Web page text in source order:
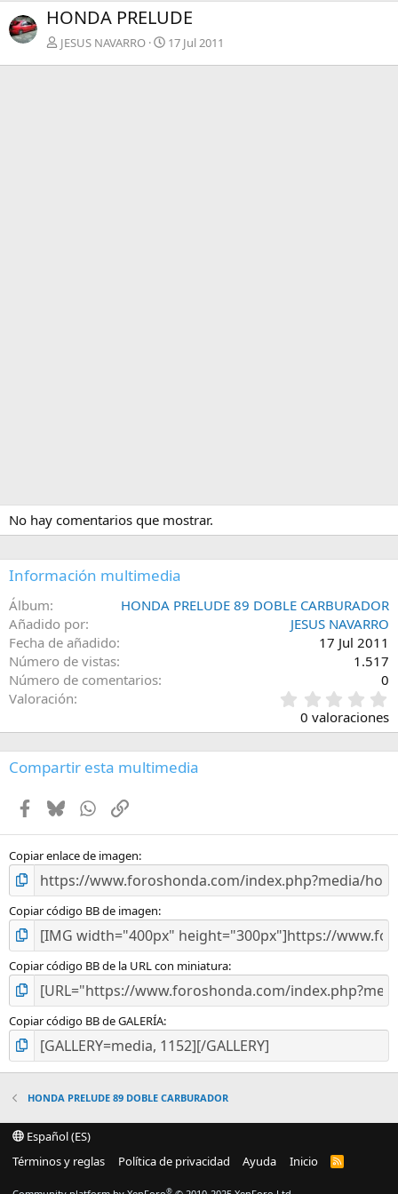
HONDA PRELUDE
JESUS NAVARRO 17 Jul 2011
No hay comentarios que mostrar.
Información multimedia
Álbum
HONDA PRELUDE 89 DOBLE CARBURADOR
Añadido por
JESUS NAVARRO
Fecha de añadido
17 Jul 2011
Número de vistas
1.517
Número de comentarios
0
Valoración
,
0
l
)
0 valoraciones
Compartir esta multimedia
Facebook
BlueskyWhatsApp
Enlace
Copiar enlace de imagen
Copiar código BB de imagen
Copiar código BB de la URL con miniatura
Copiar código BB de GALERÍA
HONDA PRELUDE 89 DOBLE CARBURADOR
Español (ES)
Términos y reglas
Política de privacidad Ayuda Inicio
R
S
®